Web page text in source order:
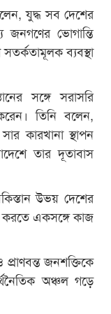
যুদ্ধ সব দেশের
ভোগান্তি
ব্যবস্থা
সঙ্গে সরাসরি
তিনি বলেন,
কারখানা স্থাপন
তার দূতাবাস
উভয় দেশের
করতে একসঙ্গে কাজ
জনশক্তিকে
অঞ্চল গড়ে